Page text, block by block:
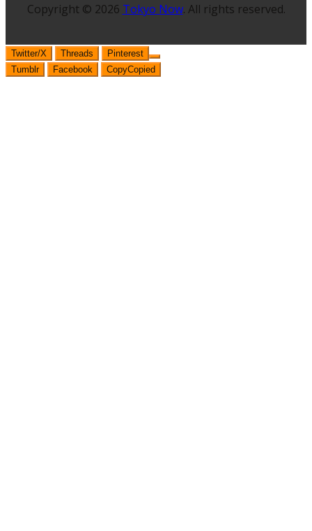
Copyright © 2026 Tokyo Now. All rights reserved.
Twitter/X Threads
Pinterest
Tumblr
Facebook CopyCopied